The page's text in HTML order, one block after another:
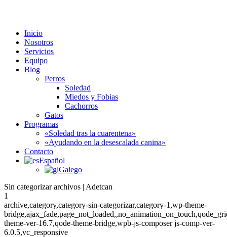
Inicio
Nosotros
Servicios
Equipo
Blog
Perros
Soledad
Miedos y Fobias
Cachorros
Gatos
Programas
«Soledad tras la cuarentena»
«Ayudando en la desescalada canina»
Contacto
Español
Galego
Sin categorizar archivos | Adetcan
1
archive,category,category-sin-categorizar,category-1,wp-theme-
theme-ver-16.7,qode-theme-bridge,wpb-js-composer js-comp-ver-
6.0.5,vc_responsive